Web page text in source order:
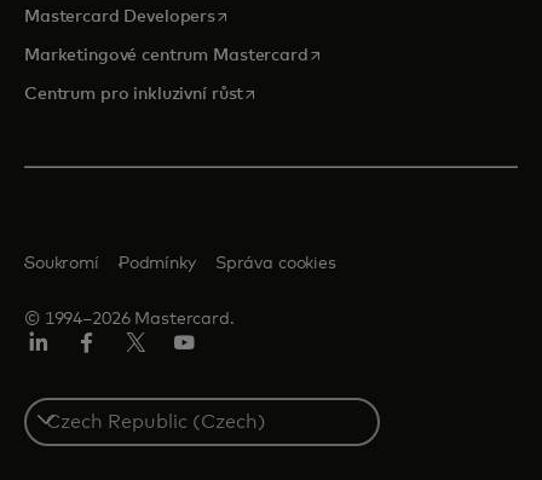
Mastercard Developersopens in a new tab
Marketingové centrum Mastercardopens in a new tab
Centrum pro inkluzivní růstopens in a new tab
© 1994–2026 Mastercard.
Soukromí Podmínky Správa cookies
Select
a
country